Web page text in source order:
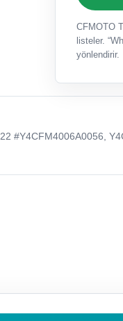
CFMOTO
listeler.
yönlendirir.
#Y4CFM4006A0056,